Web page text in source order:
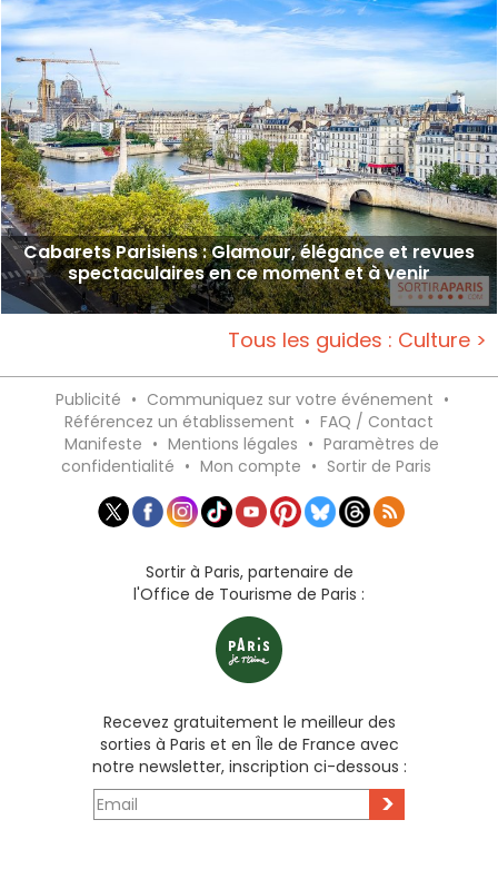
Cabarets Parisiens : Glamour, élégance et revues
spectaculaires en ce moment et à venir
Tous les guides : Culture >
Publicité • Communiquez sur votre événement •
Référencez un établissement • FAQ / Contact
Manifeste • Mentions légales • Paramètres de
confidentialité • Mon compte • Sortir de Paris
Sortir à Paris, partenaire de
l'Office de Tourisme de Paris :
Recevez gratuitement le meilleur des
sorties à Paris et en Île de France avec
notre newsletter, inscription ci-dessous :
>